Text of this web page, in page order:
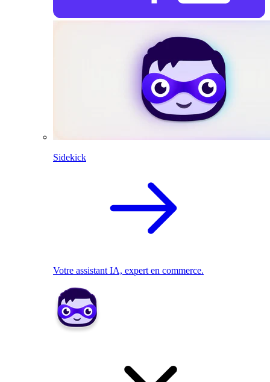
Sidekick
Votre assistant IA, expert en commerce.